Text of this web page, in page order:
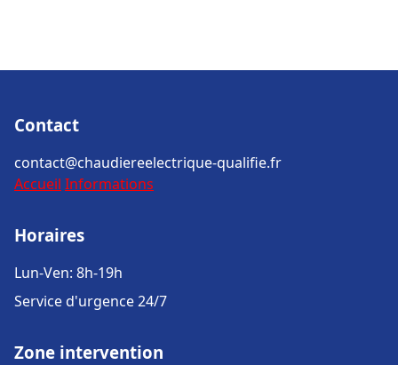
Contact
contact@chaudiereelectrique-qualifie.fr
Accueil Informations
Horaires
Lun-Ven: 8h-19h
Service d'urgence 24/7
Zone intervention